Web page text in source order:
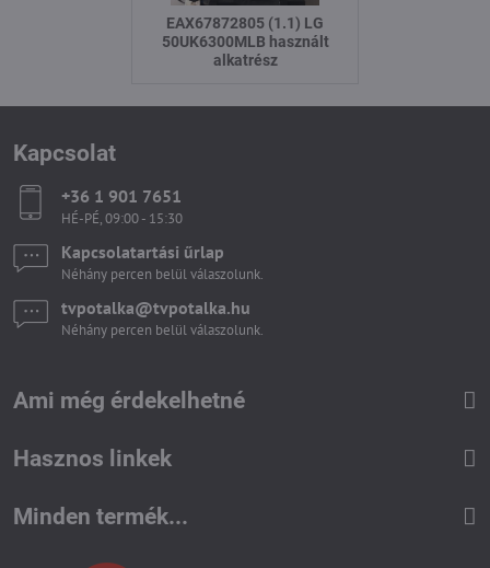
EAX67872805 (1.1) LG
50UK6300MLB használt
alkatrész
Kapcsolat
+36 1 901 7651
HÉ-PÉ, 09:00 - 15:30
Kapcsolatartási űrlap
Néhány percen belül válaszolunk.
tvpotalka​@tvpotalka​.hu
Néhány percen belül válaszolunk.
Ami még érdekelhetné
Hasznos linkek
Minden termék...